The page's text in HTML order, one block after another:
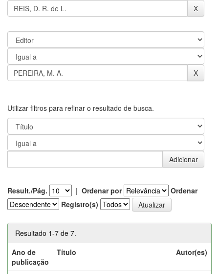
Utilizar filtros para refinar o resultado de busca.
Result./Pág. | Ordenar por
Ordenar
Registro(s)
Resultado 1-7 de 7.
Ano de
publicação
Título Autor(es)